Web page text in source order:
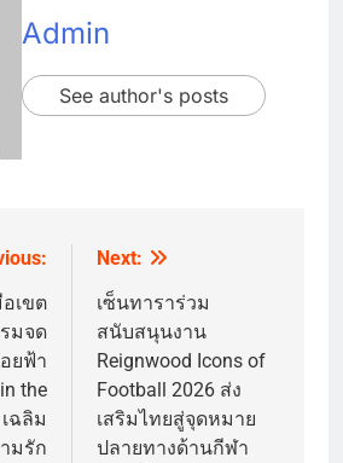
Admin
See author's posts
เขต
มจด
ยฟ้า
the
ฉลิม
มรัก
Next:
เซ็นทาราร่วม
สนับสนุนงาน
Reignwood Icons of
Football 2026 ส่ง
เสริมไทยสู่จุดหมาย
ปลายทางด้านกีฬา